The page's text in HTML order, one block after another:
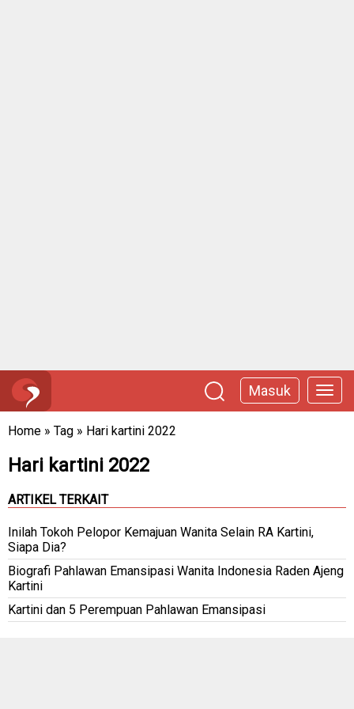
Masuk
Home » Tag » Hari kartini 2022
Hari kartini 2022
ARTIKEL TERKAIT
Inilah Tokoh Pelopor Kemajuan Wanita Selain RA Kartini,
Siapa Dia?
Biografi Pahlawan Emansipasi Wanita Indonesia Raden Ajeng
Kartini
Kartini dan 5 Perempuan Pahlawan Emansipasi